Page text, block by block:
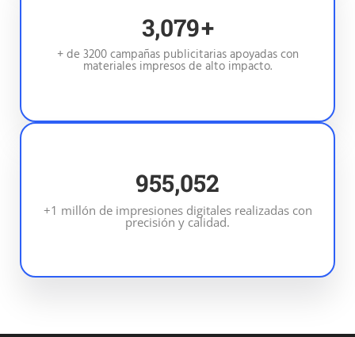
3,200+
+ de 3200 campañas publicitarias apoyadas con
materiales impresos de alto impacto.
1,000,000
+1 millón de impresiones digitales realizadas con
precisión y calidad.